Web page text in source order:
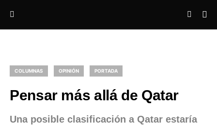
COLUMNAS OPINIÓN PORTADA
Pensar más allá de Qatar
Una posible clasificación a Qatar estaría